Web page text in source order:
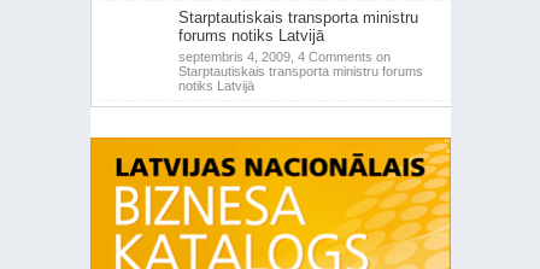
Starptautiskais transporta ministru
forums notiks Latvijā
septembris 4, 2009, 4 Comments on
Starptautiskais transporta ministru forums
notiks Latvijā